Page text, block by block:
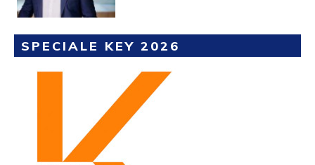
SPECIALE KEY 2026